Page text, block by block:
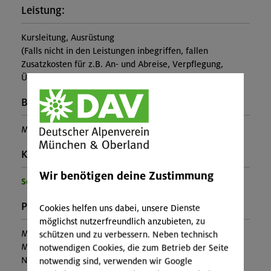
Leistung:
Kursleitung, Ausrüstung
(Falls nicht in den Leistungen inbegriffen, fallen
Zusatzkosten für z.B. An- und Abreise, Verpflegung,
Übernachtung oder Skipass an.)
Buchungscode:
MUC-26-0974
Kontakt Veranstalter:
Sektion München
Preise:
Mitglieder:
30,00 €
Mitglieder anderer Sektion:
55,00 €
Nichtmitglieder:
63,00 €
Wir benötigen deine Zustimmung
Cookies helfen uns dabei, unsere Dienste
möglichst nutzerfreundlich anzubieten, zu
schützen und zu verbessern. Neben technisch
notwendigen Cookies, die zum Betrieb der Seite
notwendig sind, verwenden wir Google